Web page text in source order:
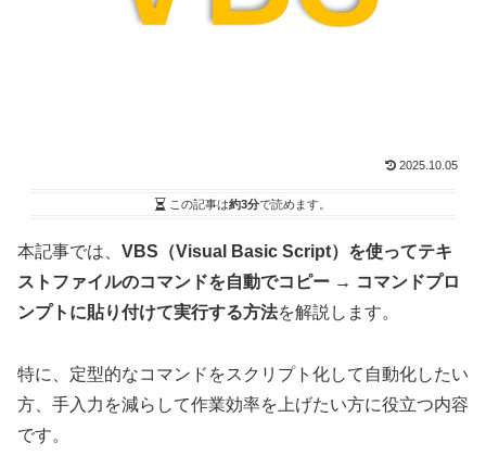
2025.10.05
この記事は約3分で読めます。
本記事では、 VBS（Visual Basic Script）を使ってテキ
ストファイルのコマンドを自動でコピー → コマンドプロ
ンプトに貼り付けて実行する方法を解説します。
特に、定型的なコマンドをスクリプト化して自動化したい
方、手入力を減らして作業効率を上げたい方に役立つ内容
です。